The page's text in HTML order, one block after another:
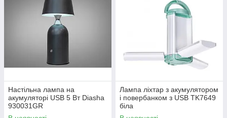
Настільна лампа на
акумуляторі USB 5 Вт Diasha
930031GR
Лампа ліхтар з акумулятором
і повербанком з USB TK7649
біла